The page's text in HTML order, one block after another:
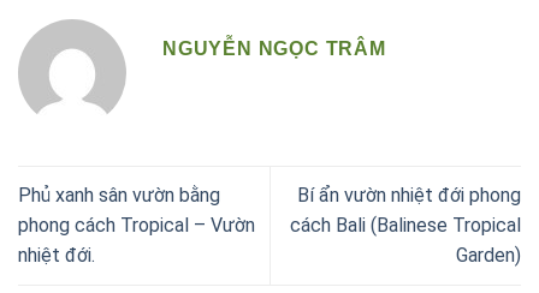
NGUYỄN NGỌC TRÂM
Phủ xanh sân vườn bằng
phong cách Tropical – Vườn
nhiệt đới.
Bí ẩn vườn nhiệt đới phong
cách Bali (Balinese Tropical
Garden)